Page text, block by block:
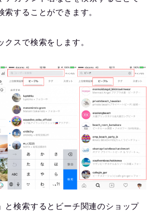
索することができます。
クスで検索をします。
と検索するとビーチ関連のショップ